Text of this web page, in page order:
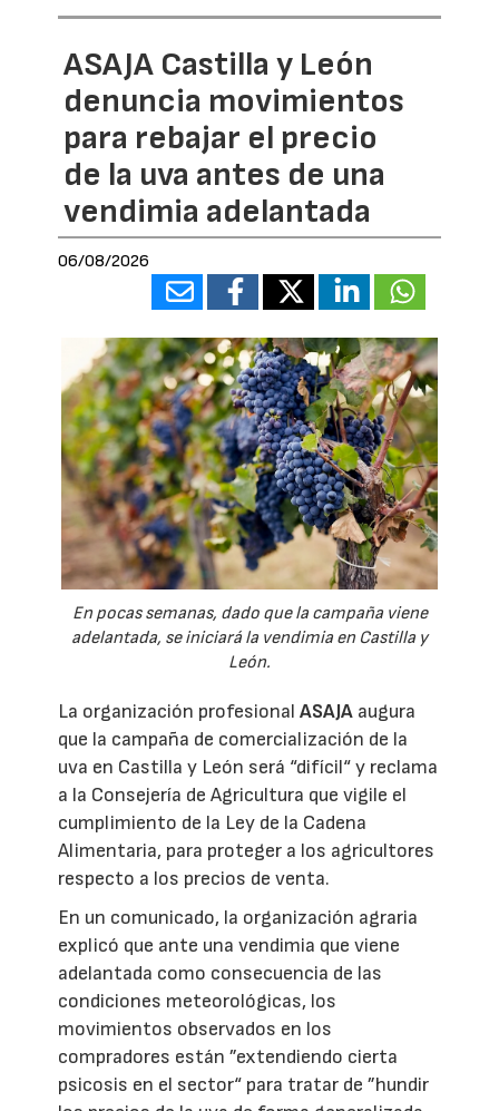
ASAJA Castilla y León
denuncia movimientos
para rebajar el precio
de la uva antes de una
vendimia adelantada
06/08/2026
En pocas semanas, dado que la campaña viene
adelantada, se iniciará la vendimia en Castilla y
León.
La organización profesionalASAJA augura
que la campaña de comercialización de la
uva en Castilla y León será “difícil“ y reclama
a la Consejería de Agricultura que vigile el
cumplimiento de la Ley de la Cadena
Alimentaria, para proteger a los agricultores
respecto a los precios de venta.
En un comunicado, la organización agraria
explicó que ante una vendimia que viene
adelantada como consecuencia de las
condiciones meteorológicas, los
movimientos observados en los
compradores están ”extendiendo cierta
psicosis en el sector“ para tratar de ”hundir